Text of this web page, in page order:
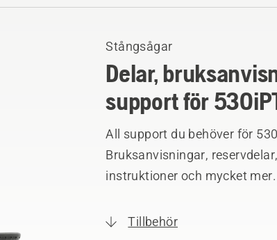
Stångsågar
Delar,
support för
All support du behöver för
Bruksanvisningar,
instruktioner och mycket mer.
Tillbehör